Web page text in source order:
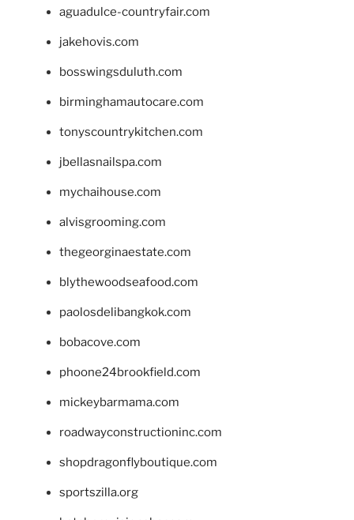
aguadulce-countryfair.com
jakehovis.com
bosswingsduluth.com
birminghamautocare.com
tonyscountrykitchen.com
jbellasnailspa.com
mychaihouse.com
alvisgrooming.com
thegeorginaestate.com
blythewoodseafood.com
paolosdelibangkok.com
bobacove.com
phoone24brookfield.com
mickeybarmama.com
roadwayconstructioninc.com
shopdragonflyboutique.com
sportszilla.org